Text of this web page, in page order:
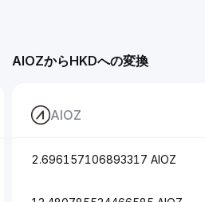
AIOZからHKDへの変換
AIOZ
2.696157106893317 AIOZ